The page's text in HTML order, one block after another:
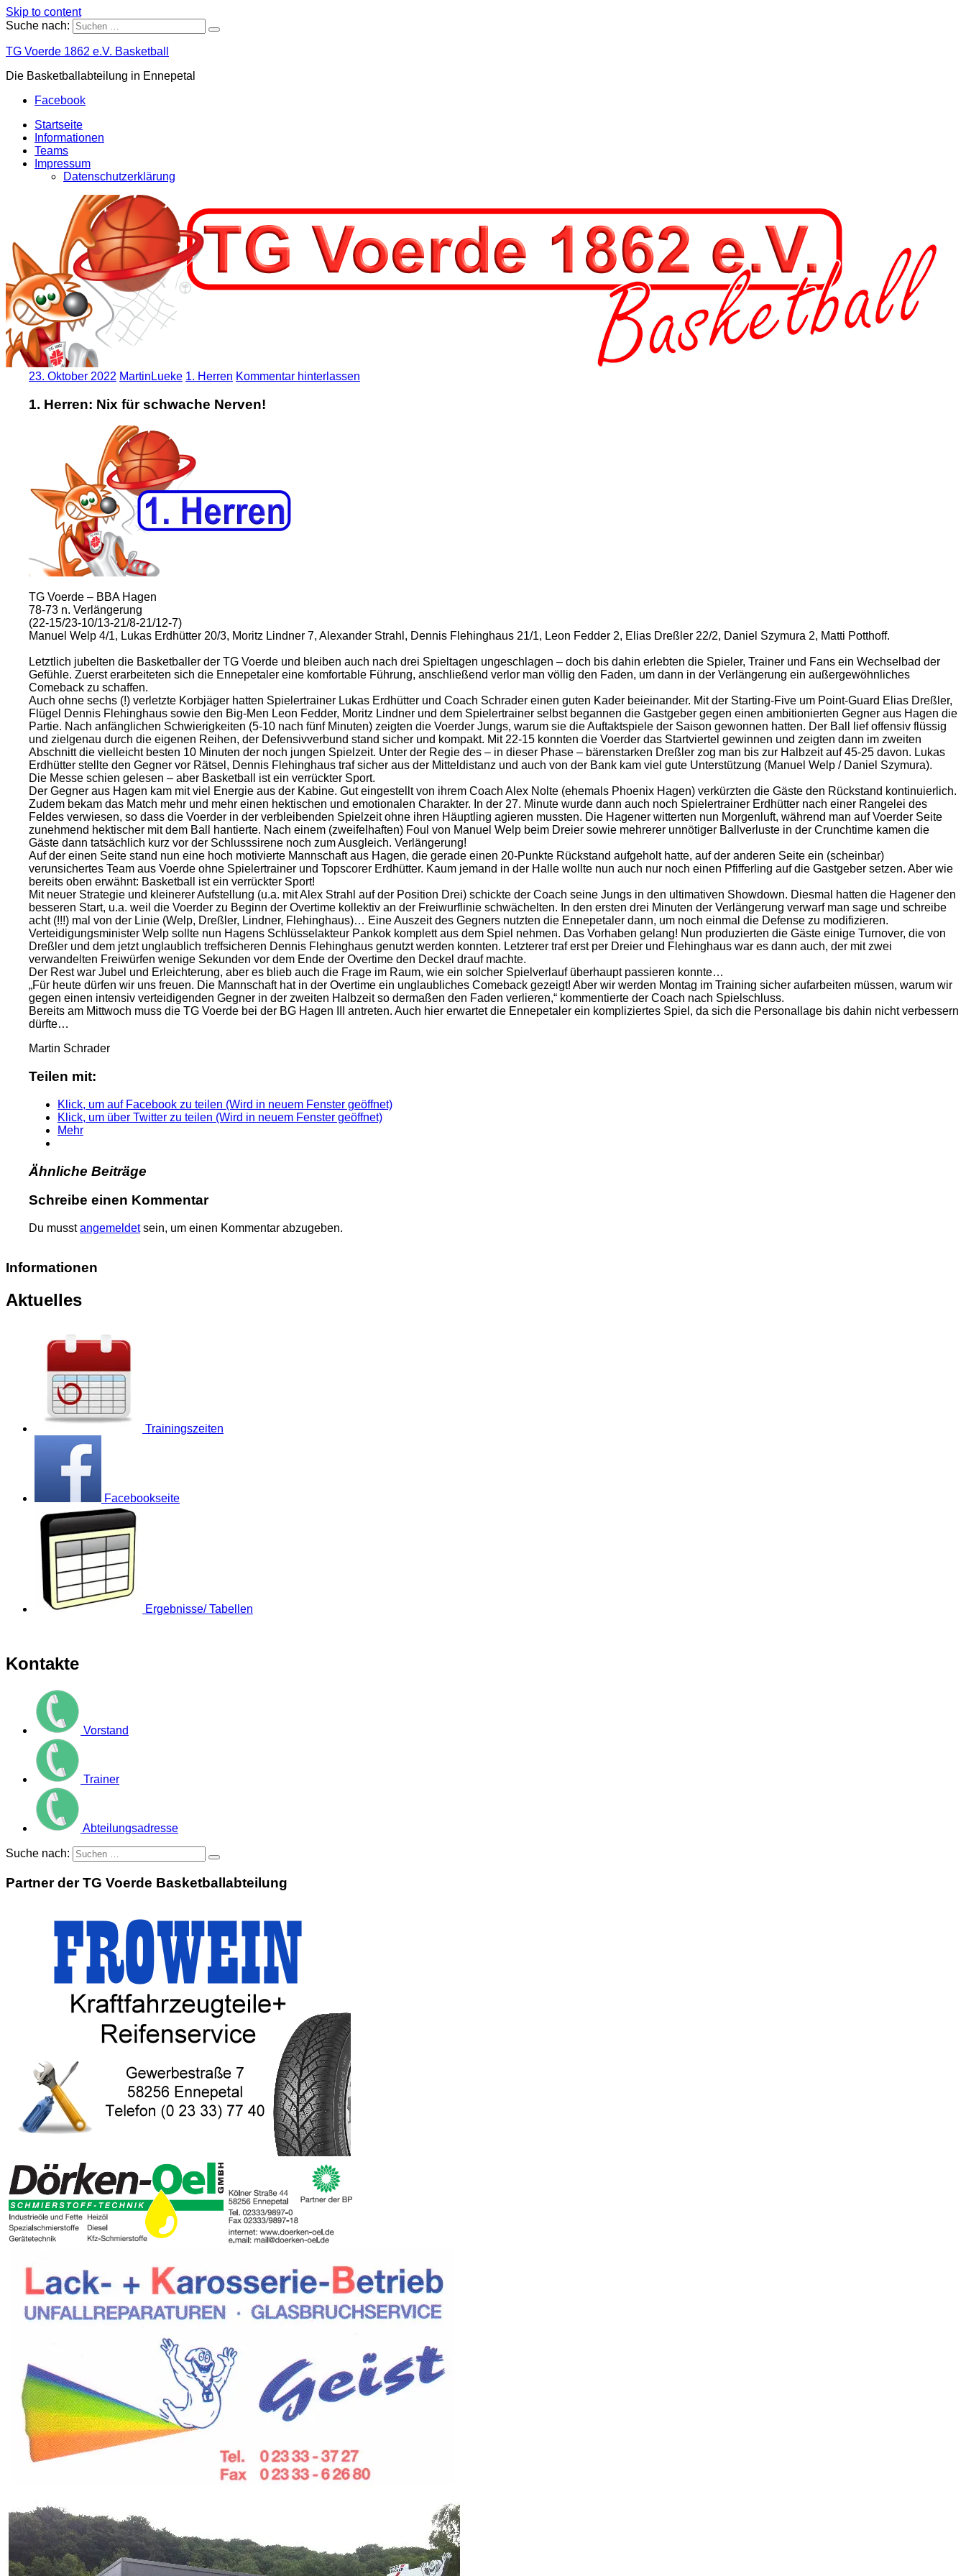
Skip to content
Suche nach:
TG Voerde 1862 e.V. Basketball
Die Basketballabteilung in Ennepetal
Facebook
Startseite
Informationen
Teams
Impressum
Datenschutzerklärung
23. Oktober 2022 MartinLueke 1. Herren Kommentar hinterlassen
1. Herren: Nix für schwache Nerven!
TG Voerde – BBA Hagen
78-73 n. Verlängerung
(22-15/23-10/13-21/8-21/12-7)
Manuel Welp 4/1, Lukas Erdhütter 20/3, Moritz Lindner 7, Alexander Strahl, Dennis Flehinghaus 21/1, Leon Fedder 2, Elias Dreßler 22/2, Daniel Szymura 2, Matti Potthoff.
Letztlich jubelten die Basketballer der TG Voerde und bleiben auch nach drei Spieltagen ungeschlagen – doch bis dahin erlebten die Spieler, Trainer und Fans ein Wechselbad der
Gefühle. Zuerst erarbeiteten sich die Ennepetaler eine komfortable Führung, anschließend verlor man völlig den Faden, um dann in der Verlängerung ein außergewöhnliches
Comeback zu schaffen.
Auch ohne sechs (!) verletzte Korbjäger hatten Spielertrainer Lukas Erdhütter und Coach Schrader einen guten Kader beieinander. Mit der Starting-Five um Point-Guard Elias Dreßler,
Flügel Dennis Flehinghaus sowie den Big-Men Leon Fedder, Moritz Lindner und dem Spielertrainer selbst begannen die Gastgeber gegen einen ambitionierten Gegner aus Hagen die
Partie. Nach anfänglichen Schwierigkeiten (5-10 nach fünf Minuten) zeigten die Voerder Jungs, warum sie die Auftaktspiele der Saison gewonnen hatten. Der Ball lief offensiv flüssig
und zielgenau durch die eigenen Reihen, der Defensivverbund stand sicher und kompakt. Mit 22-15 konnten die Voerder das Startviertel gewinnen und zeigten dann im zweiten
Abschnitt die vielleicht besten 10 Minuten der noch jungen Spielzeit. Unter der Regie des – in dieser Phase – bärenstarken Dreßler zog man bis zur Halbzeit auf 45-25 davon. Lukas
Erdhütter stellte den Gegner vor Rätsel, Dennis Flehinghaus traf sicher aus der Mitteldistanz und auch von der Bank kam viel gute Unterstützung (Manuel Welp / Daniel Szymura).
Die Messe schien gelesen – aber Basketball ist ein verrückter Sport.
Der Gegner aus Hagen kam mit viel Energie aus der Kabine. Gut eingestellt von ihrem Coach Alex Nolte (ehemals Phoenix Hagen) verkürzten die Gäste den Rückstand kontinuierlich.
Zudem bekam das Match mehr und mehr einen hektischen und emotionalen Charakter. In der 27. Minute wurde dann auch noch Spielertrainer Erdhütter nach einer Rangelei des
Feldes verwiesen, so dass die Voerder in der verbleibenden Spielzeit ohne ihren Häuptling agieren mussten. Die Hagener witterten nun Morgenluft, während man auf Voerder Seite
zunehmend hektischer mit dem Ball hantierte. Nach einem (zweifelhaften) Foul von Manuel Welp beim Dreier sowie mehrerer unnötiger Ballverluste in der Crunchtime kamen die
Gäste dann tatsächlich kurz vor der Schlusssirene noch zum Ausgleich. Verlängerung!
Auf der einen Seite stand nun eine hoch motivierte Mannschaft aus Hagen, die gerade einen 20-Punkte Rückstand aufgeholt hatte, auf der anderen Seite ein (scheinbar)
verunsichertes Team aus Voerde ohne Spielertrainer und Topscorer Erdhütter. Kaum jemand in der Halle wollte nun auch nur noch einen Pfifferling auf die Gastgeber setzen. Aber wie
bereits oben erwähnt: Basketball ist ein verrückter Sport!
Mit neuer Strategie und kleinerer Aufstellung (u.a. mit Alex Strahl auf der Position Drei) schickte der Coach seine Jungs in den ultimativen Showdown. Diesmal hatten die Hagener den
besseren Start, u.a. weil die Voerder zu Beginn der Overtime kollektiv an der Freiwurflinie schwächelten. In den ersten drei Minuten der Verlängerung verwarf man sage und schreibe
acht (!!!) mal von der Linie (Welp, Dreßler, Lindner, Flehinghaus)… Eine Auszeit des Gegners nutzten die Ennepetaler dann, um noch einmal die Defense zu modifizieren.
Verteidigungsminister Welp sollte nun Hagens Schlüsselakteur Pankok komplett aus dem Spiel nehmen. Das Vorhaben gelang! Nun produzierten die Gäste einige Turnover, die von
Dreßler und dem jetzt unglaublich treffsicheren Dennis Flehinghaus genutzt werden konnten. Letzterer traf erst per Dreier und Flehinghaus war es dann auch, der mit zwei
verwandelten Freiwürfen wenige Sekunden vor dem Ende der Overtime den Deckel drauf machte.
Der Rest war Jubel und Erleichterung, aber es blieb auch die Frage im Raum, wie ein solcher Spielverlauf überhaupt passieren konnte…
„Für heute dürfen wir uns freuen. Die Mannschaft hat in der Overtime ein unglaubliches Comeback gezeigt! Aber wir werden Montag im Training sicher aufarbeiten müssen, warum wir
gegen einen intensiv verteidigenden Gegner in der zweiten Halbzeit so dermaßen den Faden verlieren,“ kommentierte der Coach nach Spielschluss.
Bereits am Mittwoch muss die TG Voerde bei der BG Hagen III antreten. Auch hier erwartet die Ennepetaler ein kompliziertes Spiel, da sich die Personallage bis dahin nicht verbessern
dürfte…
Martin Schrader
Teilen mit:
Klick, um auf Facebook zu teilen (Wird in neuem Fenster geöffnet)
Klick, um über Twitter zu teilen (Wird in neuem Fenster geöffnet)
Mehr
Ähnliche Beiträge
Schreibe einen Kommentar
Du musstangemeldetsein, um einen Kommentar abzugeben.
Informationen
Aktuelles
Trainingszeiten
Facebookseite
Ergebnisse/ Tabellen
Kontakte
Vorstand
Trainer
Abteilungsadresse
Suche nach:
Partner der TG Voerde Basketballabteilung